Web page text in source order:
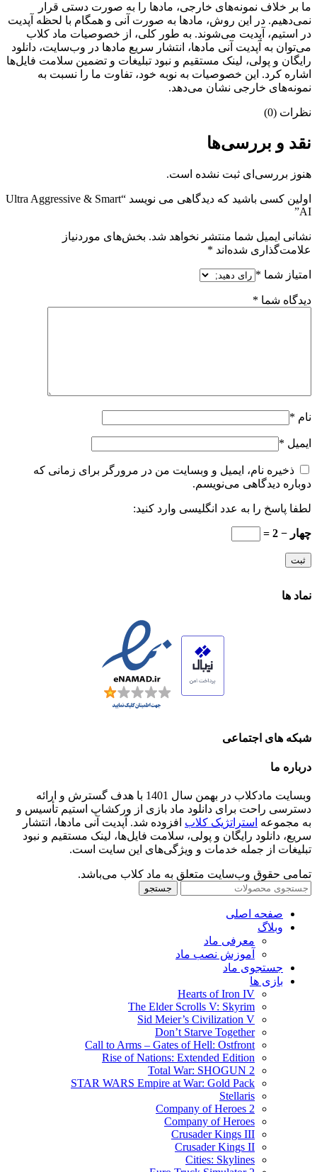
ما بر خلاف نمونه‌های خارجی، مادها را به صورت دستی قرار
نمی‌دهیم. در این روش، مادها به صورت آنی و همگام با لحظه آپدیت
در استیم، آپدیت می‌شوند. به طور کلی، از خصوصیات ماد کلاب
می‌‌توان به آپدیت آنی مادها، انتشار سریع مادها در وب‌سایت، دانلود
رایگان و پولی، لینک مستقیم و نبود تبلیغات و تضمین سلامت فایل‌ها
اشاره کرد. این خصوصیات به نوبه خود، تفاوت ما را نسبت به
نمونه‌های خارجی نشان می‌دهد.
نظرات (0)
نقد و بررسی‌ها
هنوز بررسی‌ای ثبت نشده است.
اولین کسی باشید که دیدگاهی می نویسد “Ultra Aggressive & Smart
AI”
نشانی ایمیل شما منتشر نخواهد شد. بخش‌های موردنیاز
علامت‌گذاری شده‌اند *
امتیاز شما *
دیدگاه شما *
نام *
ایمیل *
ذخیره نام، ایمیل و وبسایت من در مرورگر برای زمانی که
دوباره دیدگاهی می‌نویسم.
لطفا پاسخ را به عدد انگلیسی وارد کنید:
چهار − 2 =
نماد ها
شبکه های اجتماعی
درباره ما
وبسایت مادکلاب در بهمن سال 1401 با هدف گسترش و ارائه
دسترسی راحت برای دانلود ماد بازی از ورکشاپ استیم تأسیس و
به مجموعه استراتژیک کلاب افزوده شد. آپدیت آنی مادها، انتشار
سریع، دانلود رایگان و پولی، سلامت فایل‌ها، لینک مستقیم و نبود
تبلیغات از جمله خدمات و ویژگی‌های این سایت است.
تمامی حقوق وب‌سایت متعلق به ماد کلاب می‌باشد.
جستجو
صفحه اصلی
وبلاگ
معرفی ماد
آموزش نصب ماد
جستجوی ماد
بازی ها
Hearts of Iron IV
The Elder Scrolls V: Skyrim
Sid Meier’s Civilization V
Don’t Starve Together
Call to Arms – Gates of Hell: Ostfront
Rise of Nations: Extended Edition
Total War: SHOGUN 2
STAR WARS Empire at War: Gold Pack
Stellaris
Company of Heroes 2
Company of Heroes
Crusader Kings III
Crusader Kings II
Cities: Skylines